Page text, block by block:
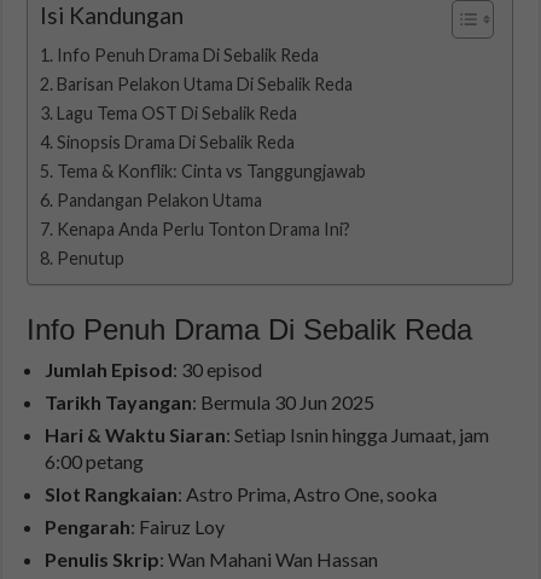
Isi Kandungan
Info Penuh Drama Di Sebalik Reda
Barisan Pelakon Utama Di Sebalik Reda
Lagu Tema OST Di Sebalik Reda
Sinopsis Drama Di Sebalik Reda
Tema & Konflik: Cinta vs Tanggungjawab
Pandangan Pelakon Utama
Kenapa Anda Perlu Tonton Drama Ini?
Penutup
Info Penuh Drama Di Sebalik Reda
Jumlah Episod: 30 episod
Tarikh Tayangan: Bermula 30 Jun 2025
Hari & Waktu Siaran: Setiap Isnin hingga Jumaat, jam
6:00 petang
Slot Rangkaian: Astro Prima, Astro One, sooka
Pengarah: Fairuz Loy
Penulis Skrip: Wan Mahani Wan Hassan